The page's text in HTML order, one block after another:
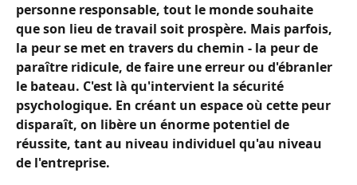
personne responsable, tout le monde souhaite
que son lieu de travail soit prospère. Mais parfois,
la peur se met en travers du chemin - la peur de
paraître ridicule, de faire une erreur ou d'ébranler
le bateau. C'est là qu'intervient la sécurité
psychologique. En créant un espace où cette peur
disparaît, on libère un énorme potentiel de
réussite, tant au niveau individuel qu'au niveau
de l'entreprise.